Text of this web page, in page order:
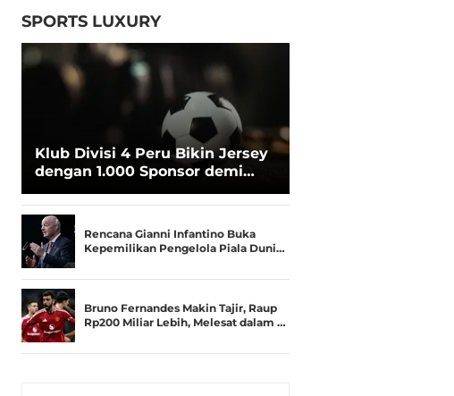
SPORTS LUXURY
Klub Divisi 4 Peru Bikin Jersey
dengan 1.000 Sponsor demi
Rencana Gianni Infantino Buka
Kepemilikan Pengelola Piala Duni…
Bruno Fernandes Makin Tajir, Raup
Rp200 Miliar Lebih, Melesat dalam …